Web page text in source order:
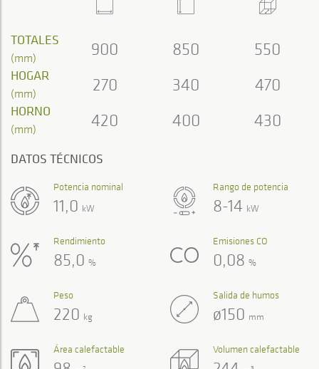
TOTALES
(mm) 900 850 550
HOGAR
(mm) 270 340 470
HORNO
(mm) 420 400 430
DATOS TÉCNICOS
Rango de potencia
8-14 kW
Potencia nominal
11,0 kW
Rendimiento
85,0 %
Emisiones CO
0,08 %
Volumen calefactable
Área calefactable
Peso
220 kg
Salida de humos
ø150 mm